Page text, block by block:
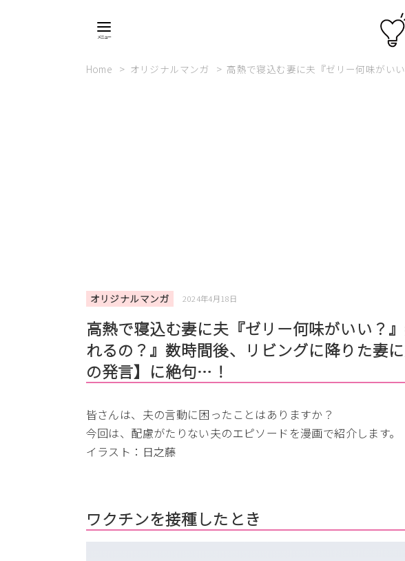
Home オリジナルマンガ 高熱で寝込む妻に夫『ゼリー何味がい
オリジナルマンガ 2024年4月18日
高熱で寝込む妻に夫『ゼリー何味がいい？
れるの？』数時間後、リビングに降りた妻
の発言】に絶句…！
皆さんは、夫の言動に困ったことはありますか？
今回は、配慮がたりない夫のエピソードを漫画で紹介します。
イラスト：日之藤
ワクチンを接種したとき